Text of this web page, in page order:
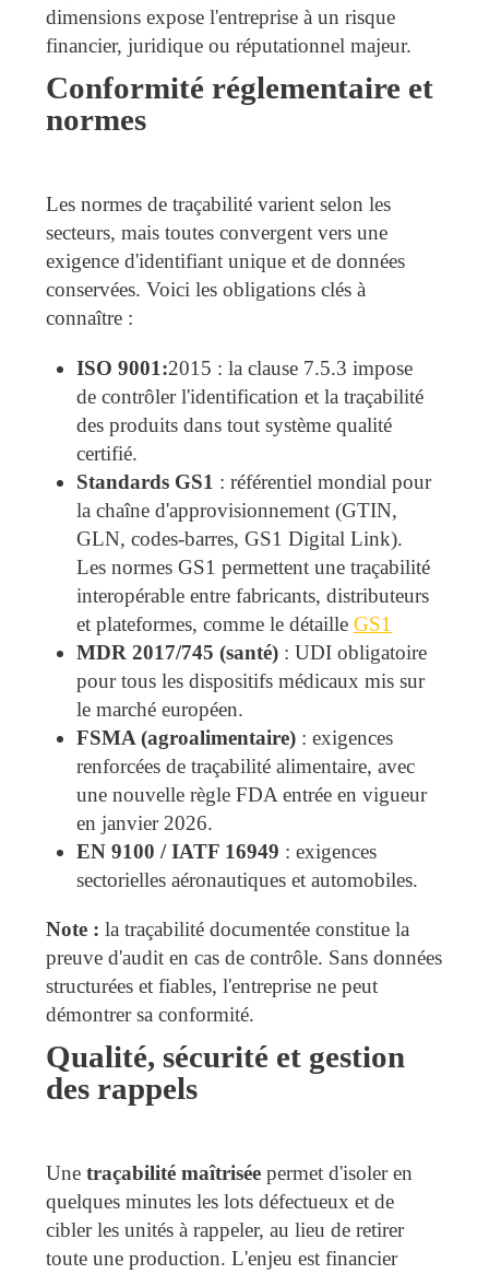
dimensions expose l'entreprise à un risque
financier, juridique ou réputationnel majeur.
Conformité réglementaire et
normes
Les normes de traçabilité varient selon les
secteurs, mais toutes convergent vers une
exigence d'identifiant unique et de données
conservées. Voici les obligations clés à
connaître :
ISO 9001:2015 : la clause 7.5.3 impose
de contrôler l'identification et la traçabilité
des produits dans tout système qualité
certifié.
Standards GS1 : référentiel mondial pour
la chaîne d'approvisionnement (GTIN,
GLN, codes-barres, GS1 Digital Link).
Les normes GS1 permettent une traçabilité
interopérable entre fabricants, distributeurs
et plateformes, comme le détaille GS1
MDR 2017/745 (santé) : UDI obligatoire
pour tous les dispositifs médicaux mis sur
le marché européen.
FSMA (agroalimentaire) : exigences
renforcées de traçabilité alimentaire, avec
une nouvelle règle FDA entrée en vigueur
en janvier 2026.
EN 9100 / IATF 16949 : exigences
sectorielles aéronautiques et automobiles.
Note : la traçabilité documentée constitue la
preuve d'audit en cas de contrôle. Sans données
structurées et fiables, l'entreprise ne peut
démontrer sa conformité.
Qualité, sécurité et gestion
des rappels
Une traçabilité maîtrisée permet d'isoler en
quelques minutes les lots défectueux et de
cibler les unités à rappeler, au lieu de retirer
toute une production. L'enjeu est financier